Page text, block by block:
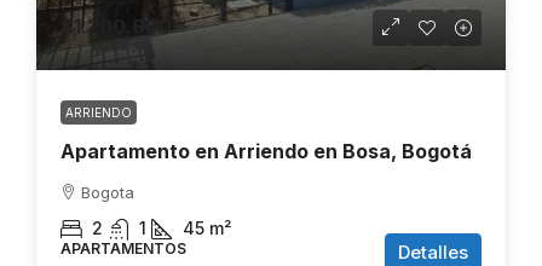
$1.200.000
ARRIENDO
Apartamento en Arriendo en Bosa, Bogotá
Bogota
2 1 45 m²
APARTAMENTOS Detalles